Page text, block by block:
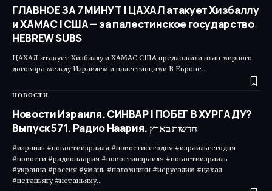
ГЛАВНОЕ ЗА 7 МИНУТ | ЦАХАЛ атакует Хизбаллу
и ХАМАС | США — за палестинское государство
HEBREW SUBS
ЦАХАЛ атакует Хизбаллу и ХАМАС США предложили план мирного
договора между Израилем и палестинцами В Европе…
НОВОСТИ
Новости Израиля. СИНВАР | ПОБЕГ В ХУРГАДУ?
Выпуск 571. Радио Наария. חדשות בארץ
#израиль #новостиизраиля #новостисегодня #израильсегодня
#новости #радионаария #новостиизраиля #новостиизраиль
#украина #россия #умань #паломники #иерусалим #цахал
#нетаньягу #нетаньяху…